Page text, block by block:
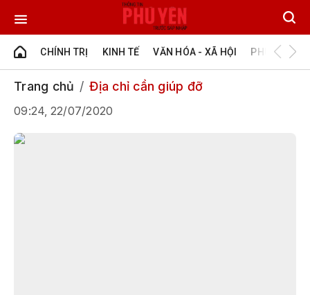
CHÍNH TRỊ KINH TẾ VĂN HÓA - XÃ HỘI PHÚ YÊN -
Trang chủ Địa chỉ cần giúp đỡ
09:24, 22/07/2020